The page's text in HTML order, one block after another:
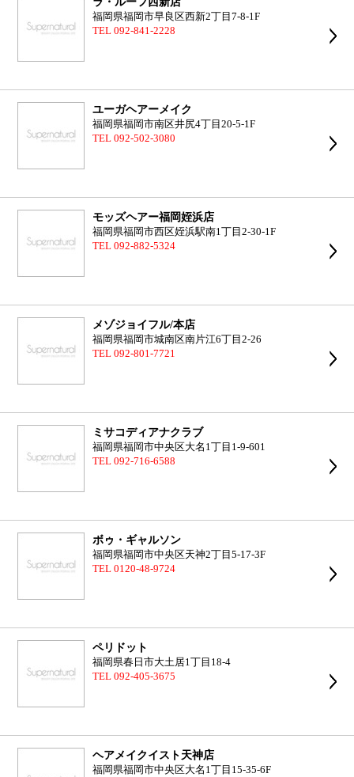
福岡県福岡市早良区西新2丁目7-8-1F
TEL 092-841-2228
ユーガヘアーメイク
福岡県福岡市南区井尻4丁目20-5-1F
TEL 092-502-3080
モッズヘアー福岡姪浜店
福岡県福岡市西区姪浜駅南1丁目2-30-1F
TEL 092-882-5324
メゾジョイフル/本店
福岡県福岡市城南区南片江6丁目2-26
TEL 092-801-7721
ミサコディアナクラブ
福岡県福岡市中央区大名1丁目1-9-601
TEL 092-716-6588
ボゥ・ギャルソン
福岡県福岡市中央区天神2丁目5-17-3F
TEL 0120-48-9724
ペリドット
福岡県春日市大土居1丁目18-4
TEL 092-405-3675
ヘアメイクイスト天神店
福岡県福岡市中央区大名1丁目15-35-6F